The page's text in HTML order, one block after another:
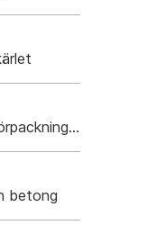
Eller
betong